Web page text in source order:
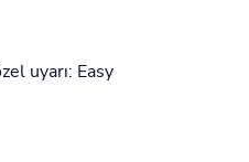
uyarı: Easy